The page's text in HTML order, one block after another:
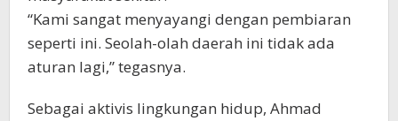
“Kami sangat menyayangi dengan pembiaran
seperti ini. Seolah-olah daerah ini tidak ada
aturan lagi,” tegasnya.
Sebagai aktivis lingkungan hidup, Ahmad